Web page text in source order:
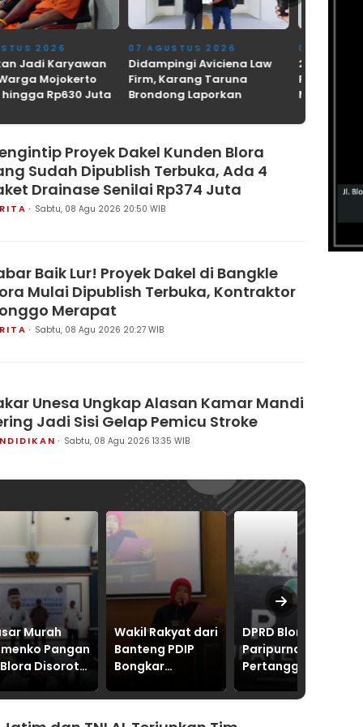
2026
Aviciena Law
Taruna
Laporkan
ke Kejari
05 AGUSTUS 2026
2 Korban Dirawat,
Perempuan dan Bocah
Meninggal di Jalur Pantura
05
Ini
Proyek Dakel Kunden Blora
Sudah Dipublish Terbuka, Ada 4
Drainase Senilai Rp374 Juta
Sabtu, 08 Agu 2026 20:50 WIB
Baik Lur! Proyek Dakel di Bangkle
Mulai Dipublish Terbuka, Kontraktor
Merapat
Sabtu, 08 Agu 2026 20:27 WIB
Unesa Ungkap Alasan Kamar Mandi
Jadi Sisi Gelap Pemicu Stroke
Sabtu, 08 Agu 2026 13:35 WIB
Wakil Rakyat dari
Banteng PDIP
Bongkar
BUMD Blora
DPRD Blora Gelar
Paripurna Bahas
Pertanggungjawaban
hingga